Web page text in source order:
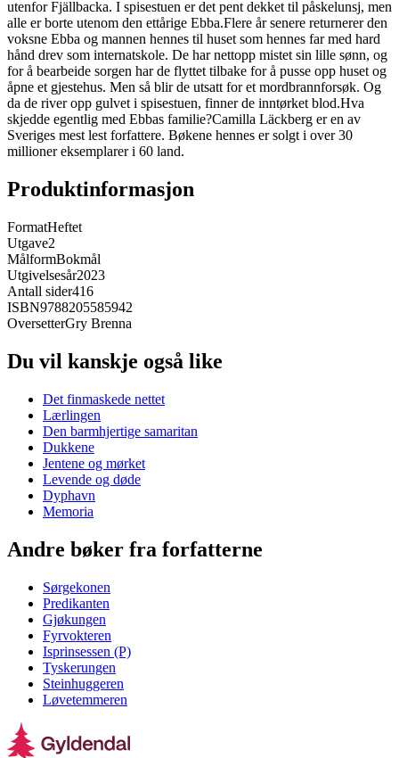
utenfor Fjällbacka. I spisestuen er det pent dekket til påskelunsj, men
alle er borte utenom den ettårige Ebba.Flere år senere returnerer den
voksne Ebba og mannen hennes til huset som hennes far med hard
hånd drev som internatskole. De har nettopp mistet sin lille sønn, og
for å bearbeide sorgen har de flyttet tilbake for å pusse opp huset og
åpne et gjestehus. Men så blir de utsatt for et mordbrannforsøk. Og
da de river opp gulvet i spisestuen, finner de inntørket blod.Hva
skjedde egentlig med Ebbas familie?Camilla Läckberg er en av
Sveriges mest lest forfattere. Bøkene hennes er solgt i over 30
millioner eksemplarer i 60 land.
Produktinformasjon
FormatHeftet
Utgave2
MålformBokmål
Utgivelsesår2023
Antall sider416
ISBN9788205585942
OversetterGry Brenna
Du vil kanskje også like
Det finmaskede nettet
Lærlingen
Den barmhjertige samaritan
Dukkene
Jentene og mørket
Levende og døde
Dyphavn
Memoria
Andre bøker fra forfatterne
Sørgekonen
Predikanten
Gjøkungen
Fyrvokteren
Isprinsessen (P)
Tyskerungen
Steinhuggeren
Løvetemmeren